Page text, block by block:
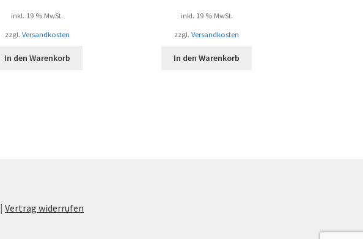
inkl. 19 % MwSt.
zzgl. Versandkosten
In den Warenkorb
inkl. 19 % MwSt.
zzgl.Versandkosten
In den Warenkorb
|Vertrag widerrufen